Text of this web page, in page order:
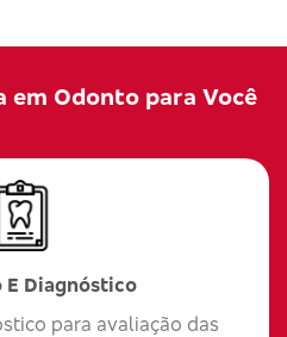
em Odonto para Você
E Diagnóstico
para avaliação das